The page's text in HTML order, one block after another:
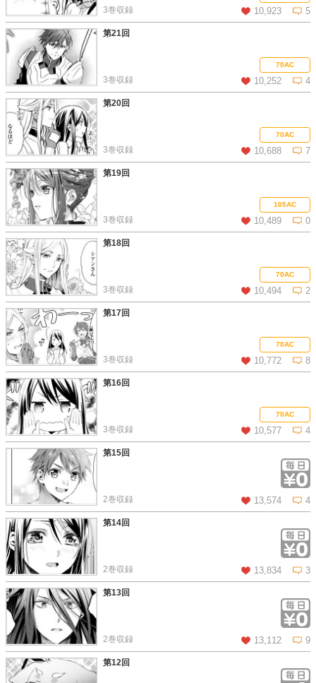
10,923 5
3巻収録
この話を読む コメントを見る
第21回
70AC
10,252 4
3巻収録
この話を読む コメントを見る
第20回
70AC
10,688 7
3巻収録
この話を読む コメントを見る
第19回
105AC
10,489 0
3巻収録
この話を読む コメントを見る
第18回
70AC
10,494 2
3巻収録
この話を読む コメントを見る
第17回
70AC
10,772 8
3巻収録
この話を読む コメントを見る
第16回
70AC
10,577 4
3巻収録
この話を読む
第15回
13,574 4
2巻収録
この話を読む
第14回
13,834 3
2巻収録
この話を読む
第13回
13,112 9
2巻収録
第12回